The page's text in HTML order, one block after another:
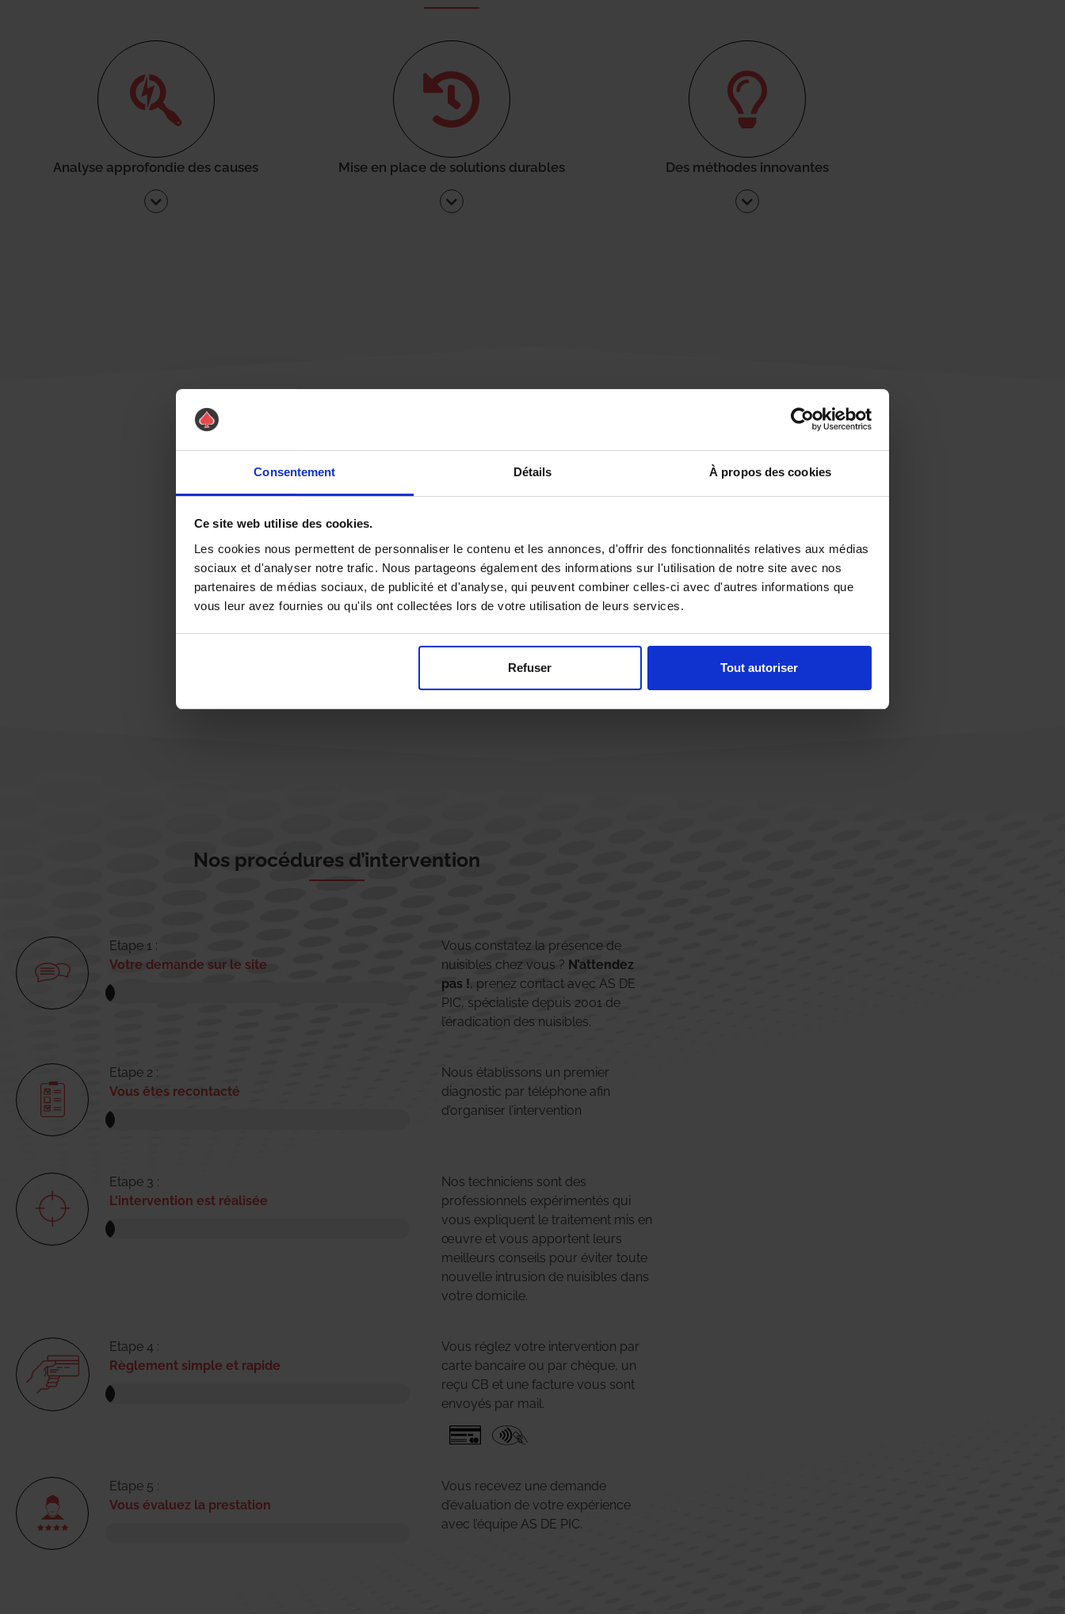
Consentement Détails À propos des cookies
Ce site web utilise des cookies.
Les cookies nous permettent de personnaliser le contenu et les annonces, d'offrir des fonctionnalités relatives aux médias
sociaux et d'analyser notre trafic. Nous partageons également des informations sur l'utilisation de notre site avec nos
partenaires de médias sociaux, de publicité et d'analyse, qui peuvent combiner celles-ci avec d'autres informations que
vous leur avez fournies ou qu'ils ont collectées lors de votre utilisation de leurs services.
Refuser Tout autoriser
Analyse approfondie des causes Mise en place de solutions durables Des méthodes innovantes
Une urgence ?
Vous souhaitez être
Nos procédures d’intervention
Etape 1 :
Votre demande sur le site
Vous constatez la présence de
nuisibles chez vous ? N’attendez
pas !, prenez contact avec AS DE
PIC, spécialiste depuis 2001 de
l’éradication des nuisibles.
Etape 2 :
Vous êtes recontacté
Nous établissons un premier
diagnostic par téléphone afin
d’organiser l’intervention
Etape 3 :
L'intervention est réalisée
Nos techniciens sont des
professionnels expérimentés qui
vous expliquent le traitement mis en
œuvre et vous apportent leurs
meilleurs conseils pour éviter toute
nouvelle intrusion de nuisibles dans
votre domicile.
Etape 4 :
Règlement simple et rapide
Vous réglez votre intervention par
carte bancaire ou par chèque, un
reçu CB et une facture vous sont
envoyés par mail.
Etape 5 :
Vous évaluez la prestation
Vous recevez une demande
d’évaluation de votre expérience
avec l’équipe AS DE PIC.